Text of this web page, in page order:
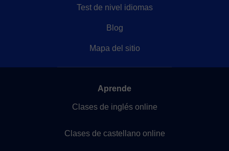
Test de nivel idiomas
Blog
Mapa del sitio
Aprende
Clases de inglés online
Clases de castellano online